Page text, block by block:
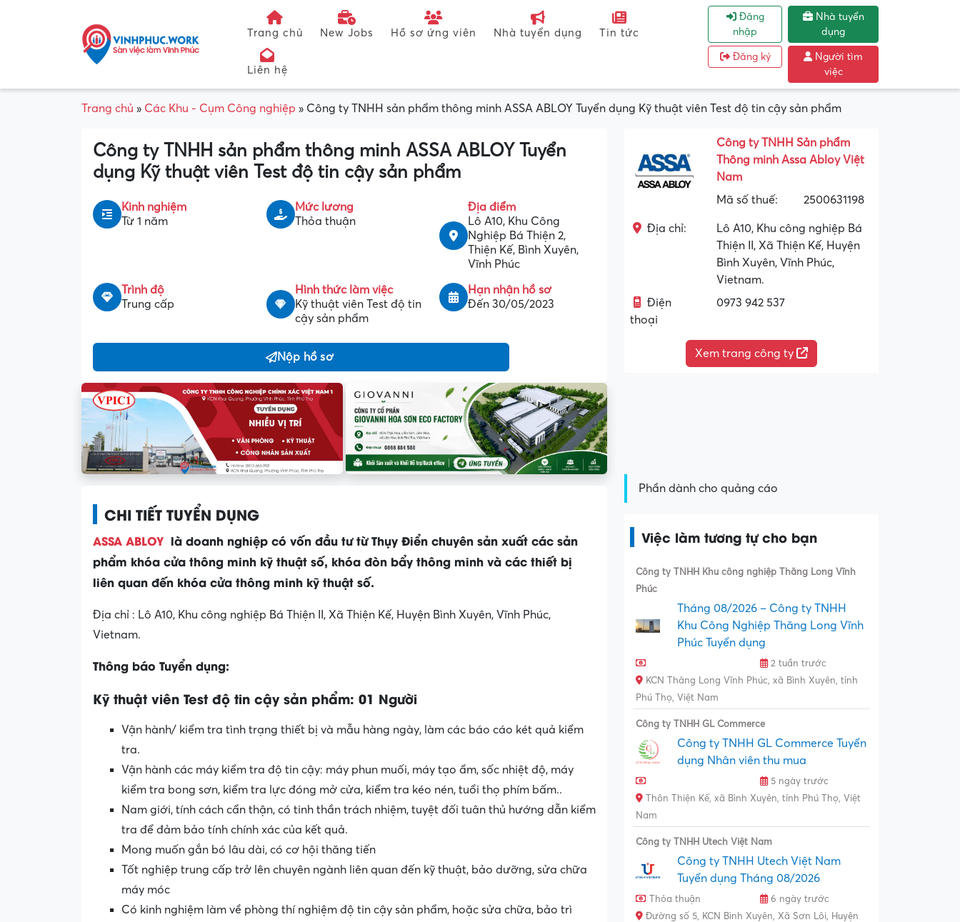
Trang chủ New Jobs Hồ sơ ứng viên Nhà tuyển dụng Tin tức
Liên hệ
Đăng
nhập
Đăng ký
Nhà tuyển
dụng
Người tìm
việc
Trang chủ » Các Khu - Cụm Công nghiệp » Công ty TNHH sản phẩm thông minh ASSA ABLOY Tuyển dụng Kỹ thuật viên Test độ tin cậy sản phẩm
Công ty TNHH sản phẩm thông minh ASSA ABLOY Tuyển
dụng Kỹ thuật viên Test độ tin cậy sản phẩm
Kinh nghiệm
Từ 1 năm
Mức lương
Thỏa thuận
Địa điểm
Lô A10, Khu Công
Nghiệp Bá Thiện 2,
Thiện Kế, Bình Xuyên,
Vĩnh Phúc
Trình độ
Trung cấp
Hình thức làm việc
Kỹ thuật viên Test độ tin
cậy sản phẩm
Hạn nhận hồ sơ
Đến 30/05/2023
Nộp hồ sơ
Công ty TNHH Sản phẩm
Thông minh Assa Abloy Việt
Nam
Mã số thuế:
2500631198
Địa chỉ:
Lô A10, Khu công nghiệp Bá
Thiện II, Xã Thiện Kế, Huyện
Bình Xuyên, Vĩnh Phúc,
Vietnam.
Điện
thoại
0973 942 537
Xem trang công ty
CHI TIẾT TUYỂN DỤNG
ASSA ABLOY là doanh nghiệp có vốn đầu tư từ Thụy Điển chuyên sản xuất các sản
phẩm khóa cửa thông minh kỹ thuật số, khóa đòn bẩy thông minh và các thiết bị
liên quan đến khóa cửa thông minh kỹ thuật số.
Địa chỉ : Lô A10, Khu công nghiệp Bá Thiện II, Xã Thiện Kế, Huyện Bình Xuyên, Vĩnh Phúc,
Vietnam.
Thông báo Tuyển dụng:
Kỹ thuật viên Test độ tin cậy sản phẩm: 01 Người
Vận hành/ kiểm tra tình trạng thiết bị và mẫu hàng ngày, làm các báo cáo két quả kiểm
tra.
Vận hành các máy kiểm tra độ tin cậy: máy phun muối, máy tạo ẩm, sốc nhiệt độ, máy
kiểm tra bong sơn, kiểm tra lực đóng mở cửa, kiểm tra kéo nén, tuổi thọ phím bấm..
Nam giới, tính cách cẩn thận, có tinh thần trách nhiệm, tuyệt đối tuân thủ hướng dẫn kiểm
tra để đảm bảo tính chính xác của kết quả.
Mong muốn gắn bó lâu dài, có cơ hội thăng tiến
Tốt nghiệp trung cấp trở lên chuyên ngành liên quan đến kỹ thuật, bảo dưỡng, sửa chữa
máy móc
Có kinh nghiệm làm về phòng thí nghiệm độ tin cậy sản phẩm, hoặc sửa chữa, bảo trì
Phần dành cho quảng cáo
Việc làm tương tự cho bạn
Công ty TNHH Khu công nghiệp Thăng Long Vĩnh
Phúc
Tháng 08/2026 – Công ty TNHH
Khu Công Nghiệp Thăng Long Vĩnh
Phúc Tuyển dụng
2 tuần trước
KCN Thăng Long Vĩnh Phúc, xã Bình Xuyên, tỉnh
Phú Thọ, Việt Nam
Công ty TNHH GL Commerce
Công ty TNHH GL Commerce Tuyển
dụng Nhân viên thu mua
5 ngày trước
Thôn Thiện Kế, xã Bình Xuyên, tỉnh Phú Thọ, Việt
Nam
Công ty TNHH Utech Việt Nam
Công ty TNHH Utech Việt Nam
Tuyển dụng Tháng 08/2026
Thỏa thuận
6 ngày trước
Đường số 5, KCN Bình Xuyên, Xã Sơn Lôi, Huyện